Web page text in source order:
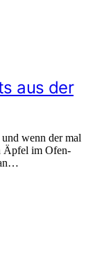
aus der
wenn der mal
Äpfel im Ofen-